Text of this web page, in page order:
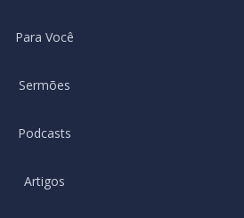
Para Você
Sermões
Podcasts
Artigos